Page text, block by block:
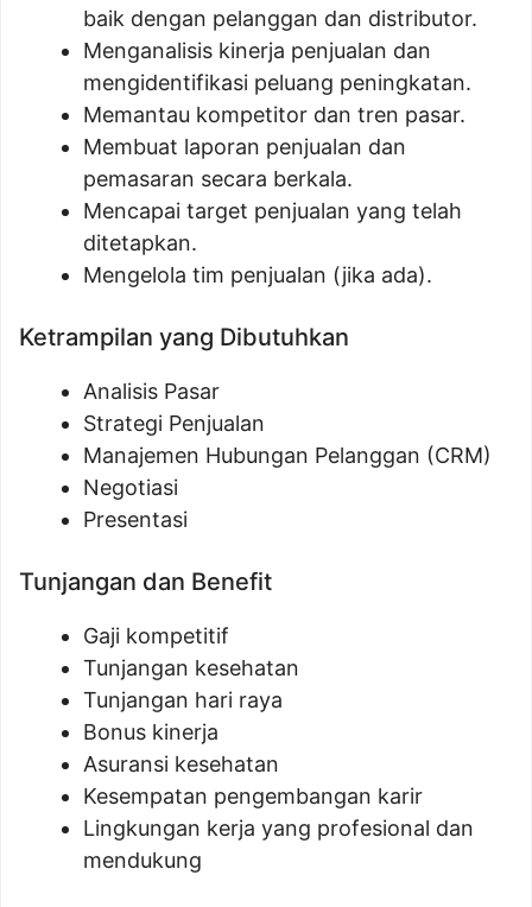
baik dengan pelanggan dan distributor.
Menganalisis kinerja penjualan dan
mengidentifikasi peluang peningkatan.
Memantau kompetitor dan tren pasar.
Membuat laporan penjualan dan
pemasaran secara berkala.
Mencapai target penjualan yang telah
ditetapkan.
Mengelola tim penjualan (jika ada).
Ketrampilan yang Dibutuhkan
Analisis Pasar
Strategi Penjualan
Manajemen Hubungan Pelanggan (CRM)
Negotiasi
Presentasi
Tunjangan dan Benefit
Gaji kompetitif
Tunjangan kesehatan
Tunjangan hari raya
Bonus kinerja
Asuransi kesehatan
Kesempatan pengembangan karir
Lingkungan kerja yang profesional dan
mendukung